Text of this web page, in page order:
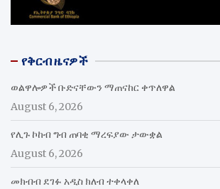
የቅርብ ዜናዎች
ወልዋሎዎች ቡድናቸውን ማጠናከር ቀጥለዋል
August 6, 2026
የሊጉ ኮከብ ግብ ጠባቂ ማረፍያው ታውቋል
August 6, 2026
መክብብ ደገፉ አዲስ ክለብ ተቀላቀለ